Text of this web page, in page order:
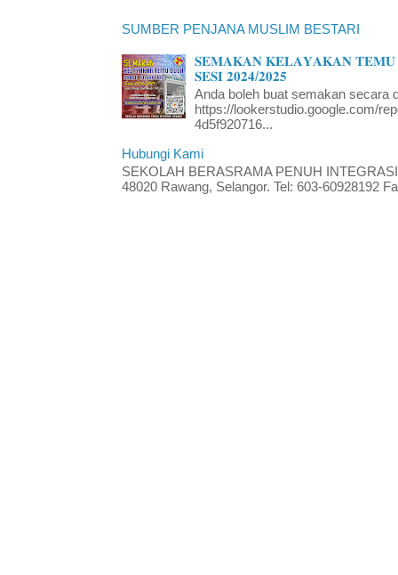
SUMBER PENJANA MUSLIM BESTARI
𝐒𝐄𝐌𝐀𝐊𝐀𝐍 𝐊𝐄𝐋𝐀𝐘𝐀𝐊𝐀𝐍 𝐓𝐄𝐌𝐔
𝐒𝐄𝐒𝐈 𝟐𝟎𝟐𝟒/𝟐𝟎𝟐𝟓
Anda boleh buat semakan secara
https://lookerstudio.google.com/
4d5f920716...
Hubungi Kami
SEKOLAH BERASRAMA PENUH
48020 Rawang, Selangor. Tel: 603-60928192